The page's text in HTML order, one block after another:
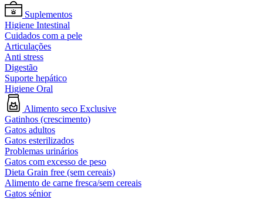
Suplementos
Higiene Intestinal
Cuidados com a pele
Articulações
Anti stress
Digestão
Suporte hepático
Higiene Oral
Alimento seco Exclusive
Gatinhos (crescimento)
Gatos adultos
Gatos esterilizados
Problemas urinários
Gatos com excesso de peso
Dieta Grain free (sem cereais)
Alimento de carne fresca/sem cereais
Gatos sénior